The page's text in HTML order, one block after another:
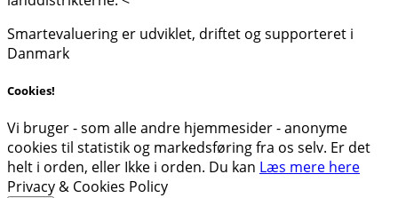
Smartevaluering er udviklet, driftet og supporteret i
Danmark
Cookies!
Vi bruger - som alle andre hjemmesider - anonyme
cookies til statistik og markedsføring fra os selv. Er det
helt i orden, eller Ikke i orden. Du kan Læs mere here
Privacy & Cookies Policy